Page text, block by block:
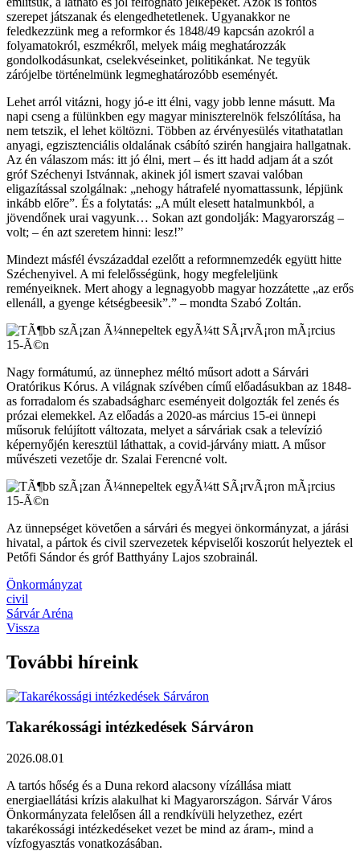
szerepet játszanak és elengedhetetlenek. Ugyanakkor ne
feledkezzünk meg a reformkor és 1848/49 kapcsán azokról a
folyamatokról, eszmékről, melyek máig meghatározzák
gondolkodásunkat, cselekvéseinket, politikánkat. Ne tegyük
zárójelbe történelmünk legmeghatározóbb eseményét.
Lehet arról vitázni, hogy jó-e itt élni, vagy jobb lenne másutt. Ma
napi cseng a fülünkben egy magyar miniszterelnök felszólítása, ha
nem tetszik, el lehet költözni. Többen az érvényesülés vitathatatlan
anyagi, egzisztenciális oldalának csábító szirén hangjaira hallgatnak.
Az én válaszom más: itt jó élni, mert – és itt hadd adjam át a szót
gróf Széchenyi Istvánnak, akinek jól ismert szavai valóban
eligazítással szolgálnak: „nehogy hátrafelé nyomattassunk, lépjünk
inkább előre”. És a folytatás: „A múlt elesett hatalmunkból, a
jövendőnek urai vagyunk… Sokan azt gondolják: Magyarország –
volt; – én azt szeretem hinni: lesz!”
Mindezt másfél évszázaddal ezelőtt a reformnemzedék együtt hitte
Széchenyivel. A mi felelősségünk, hogy megfeleljünk
reményeiknek. Mert ahogy a legnagyobb magyar hozzátette „az erős
ellenáll, a gyenge kétségbeesik”.” – mondta Szabó Zoltán.
Nagy formátumú, az ünnephez méltó műsort adott a Sárvári
Oratórikus Kórus. A világnak szívében című előadásukban az 1848-
as forradalom és szabadságharc eseményeit dolgozták fel zenés és
prózai elemekkel. Az előadás a 2020-as március 15-ei ünnepi
műsoruk felújított változata, melyet a sárváriak csak a televízió
képernyőjén keresztül láthattak, a covid-járvány miatt. A műsor
művészeti vezetője dr. Szalai Ferencné volt.
Az ünnepséget követően a sárvári és megyei önkormányzat, a járási
hivatal, a pártok és civil szervezetek képviselői koszorút helyeztek el
Petőfi Sándor és gróf Batthyány Lajos szobrainál.
Önkormányzat
civil
Sárvár Aréna
Vissza
További híreink
Takarékossági intézkedések Sárváron
2026.08.01
A tartós hőség és a Duna rekord alacsony vízállása miatt
energiaellátási krízis alakulhat ki Magyarországon. Sárvár Város
Önkormányzata felelősen áll a rendkívüli helyzethez, ezért
takarékossági intézkedéseket vezet be mind az áram-, mind a
vízfogyasztás vonatkozásában.